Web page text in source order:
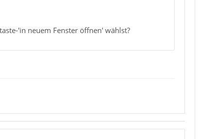
'in neuem Fenster öffnen' wählst?